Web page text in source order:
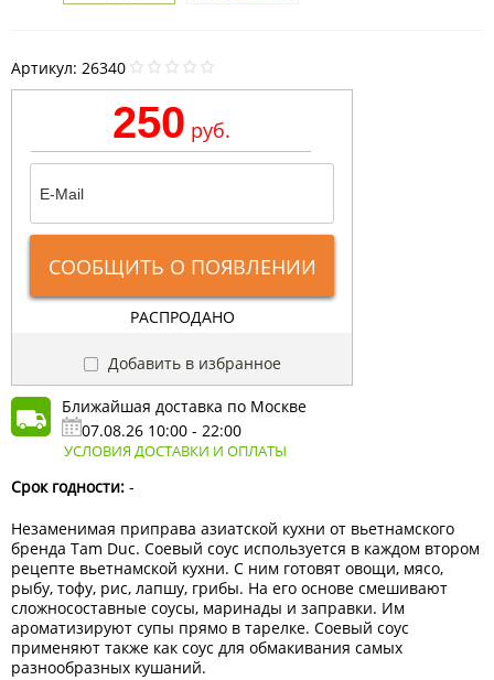
Артикул: 26340
250 руб.
СООБЩИТЬ О ПОЯВЛЕНИИ
РАСПРОДАНО
Добавить в избранное
Ближайшая доставка по Москве
07.08.26 10:00 - 22:00
УСЛОВИЯ ДОСТАВКИ И ОПЛАТЫ
Срок годности: -
Незаменимая приправа азиатской кухни от вьетнамского
бренда Tam Duc. Соевый соус используется в каждом втором
рецепте вьетнамской кухни. С ним готовят овощи, мясо,
рыбу, тофу, рис, лапшу, грибы. На его основе смешивают
сложносоставные соусы, маринады и заправки. Им
ароматизируют супы прямо в тарелке. Соевый соус
применяют также как соус для обмакивания самых
разнообразных кушаний.